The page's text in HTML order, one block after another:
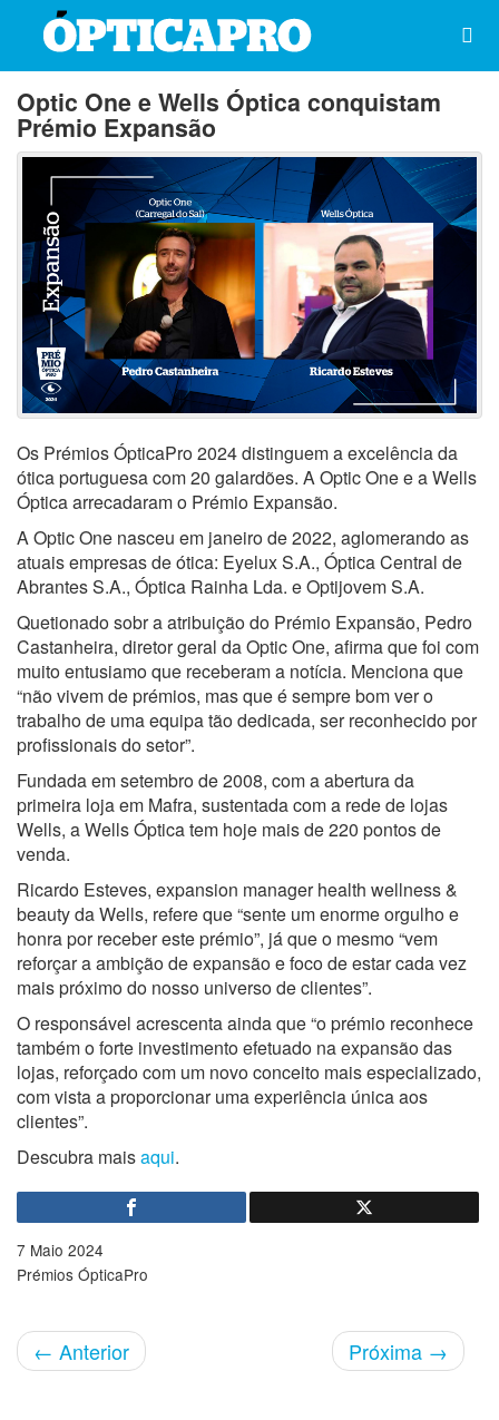
Optic One e Wells Óptica conquistam
Prémio Expansão
Os Prémios ÓpticaPro 2024 distinguem a excelência da
ótica portuguesa com 20 galardões. A Optic One e a Wells
Óptica arrecadaram o Prémio Expansão.
A Optic One nasceu em janeiro de 2022, aglomerando as
atuais empresas de ótica: Eyelux S.A., Óptica Central de
Abrantes S.A., Óptica Rainha Lda. e Optijovem S.A.
Quetionado sobr a atribuição do Prémio Expansão, Pedro
Castanheira, diretor geral da Optic One, afirma que foi com
muito entusiamo que receberam a notícia. Menciona que
“não vivem de prémios, mas que é sempre bom ver o
trabalho de uma equipa tão dedicada, ser reconhecido por
profissionais do setor”.
Fundada em setembro de 2008, com a abertura da
primeira loja em Mafra, sustentada com a rede de lojas
Wells, a Wells Óptica tem hoje mais de 220 pontos de
venda.
Ricardo Esteves, expansion manager health wellness &
beauty da Wells, refere que “sente um enorme orgulho e
honra por receber este prémio”, já que o mesmo “vem
reforçar a ambição de expansão e foco de estar cada vez
mais próximo do nosso universo de clientes”.
O responsável acrescenta ainda que “o prémio reconhece
também o forte investimento efetuado na expansão das
lojas, reforçado com um novo conceito mais especializado,
com vista a proporcionar uma experiência única aos
clientes”.
Descubra maisaqui.
7 Maio 2024
Prémios ÓpticaPro
← Anterior Próxima →